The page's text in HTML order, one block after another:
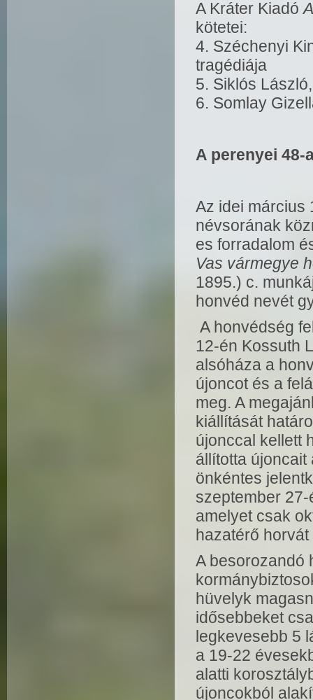
A Kráter Kiadó
kötetei:
4. Széchenyi
tragédiája
5. Siklós
6. Somlay
A perenyei 48-
Az idei március
névsorának
es forradalom
Vas vármegye
1895.) c.
honvéd nevét
A honvédség
12-én Kossuth
alsóháza a
újoncot és a
meg. A
kiállítását
újonccal kellett
állította
önkéntes
szeptember
amelyet csak
hazatérő
A besorozandó
hüvelyk
idősebbeket
legkevesebb 5
a 19-22
alatti
újoncokból